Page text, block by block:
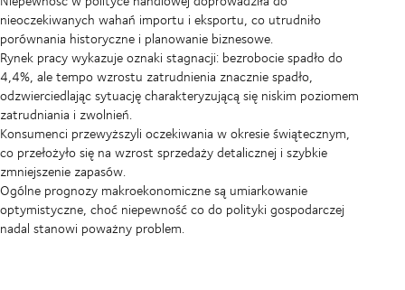
nieoczekiwanych wahań importu i eksportu, co utrudniło
porównania historyczne i planowanie biznesowe.
Rynek pracy wykazuje oznaki stagnacji: bezrobocie spadło do
4,4%, ale tempo wzrostu zatrudnienia znacznie spadło,
odzwierciedlając sytuację charakteryzującą się niskim poziomem
zatrudniania i zwolnień.
Konsumenci przewyższyli oczekiwania w okresie świątecznym,
co przełożyło się na wzrost sprzedaży detalicznej i szybkie
zmniejszenie zapasów.
Ogólne prognozy makroekonomiczne są umiarkowanie
optymistyczne, choć niepewność co do polityki gospodarczej
nadal stanowi poważny problem.